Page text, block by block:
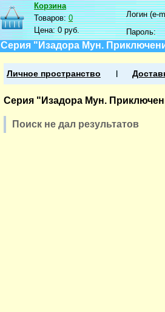
Корзина
Товаров:0
Цена:0 руб.
Логин (e-
Пароль:
Серия "Изадора Мун.
Личное пространство
Серия "Изадора Мун.
Поиск не дал результатов